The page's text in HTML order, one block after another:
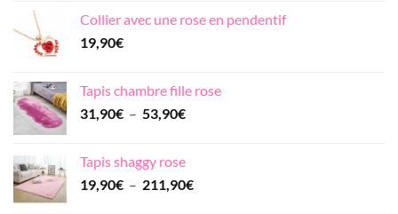
était : est :
Collier avec une rose en pendentif
19,90€
Tapis chambre fille rose
31,90€ – 53,90€Plage
31,90€
à
Tapis shaggy rose
19,90€ – 211,90€Plage